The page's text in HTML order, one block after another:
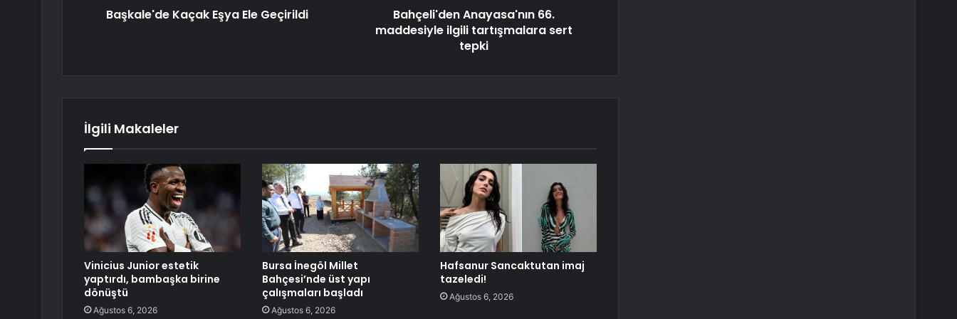
Başkale'de Kaçak Eşya Ele Geçirildi
Bahçeli'den Anayasa'nın 66.
maddesiyle ilgili tartışmalara sert
tepki
İlgili Makaleler
Vinicius Junior estetik
yaptırdı, bambaşka birine
dönüştü
Ağustos 6, 2026
Bursa İnegöl Millet
Bahçesi’nde üst yapı
çalışmaları başladı
Ağustos 6, 2026
Hafsanur Sancaktutan imaj
tazeledi!
Ağustos 6, 2026